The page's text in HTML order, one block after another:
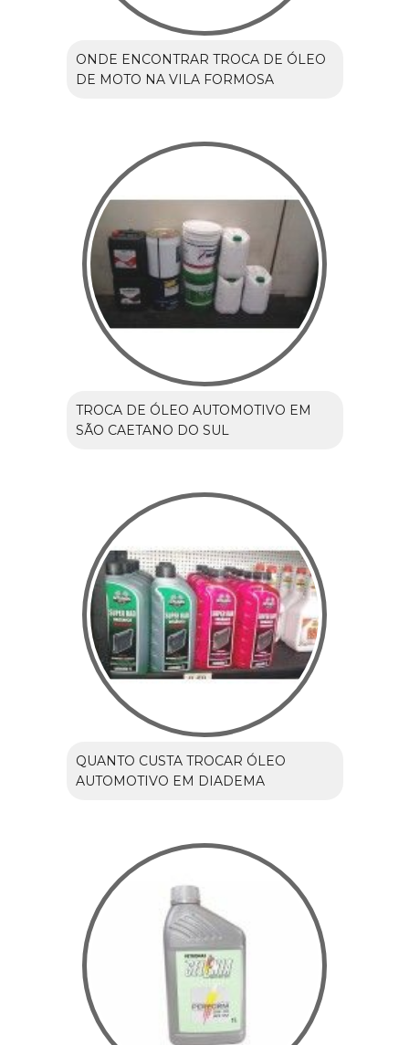
ONDE ENCONTRAR TROCA DE ÓLEO
DE MOTO NA VILA FORMOSA
TROCA DE ÓLEO AUTOMOTIVO EM
SÃO CAETANO DO SUL
QUANTO CUSTA TROCAR ÓLEO
AUTOMOTIVO EM DIADEMA